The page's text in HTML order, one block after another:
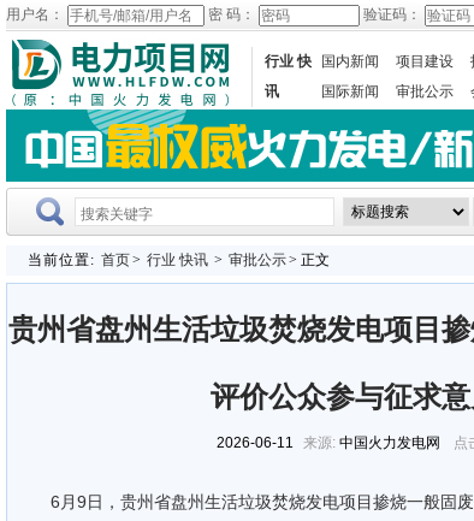
用户名： 密 码： 验证码：
行业 快
讯
国内新闻 项目建设
国际新闻
审批公示
当前位置: 首页> 行业 快讯 > 审批公示> 正文
贵州省盘州生活垃圾焚烧发电项目
评价公众参与征求
2026-06-11 来源: 中国火力发电网 点
6月9日，贵州省盘州生活垃圾焚烧发电项目掺烧一般固